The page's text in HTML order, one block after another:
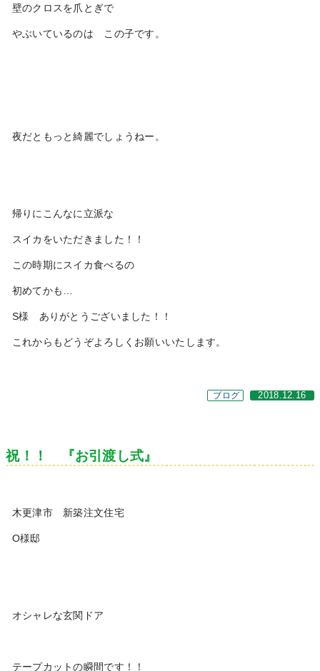
壁のクロスを爪とぎで
やぶいているのは この子です。
夜だともっと綺麗でしょうねー。
帰りにこんなに立派な
スイカをいただきました！！
この時期にスイカ食べるの
初めてかも…
S様 ありがとうございました！！
これからもどうぞよろしくお願いいたします。
ブログ 2018.12.16
祝！！ 『お引渡し式』
木更津市 新築注文住宅
O様邸
オシャレな玄関ドア
テープカットの瞬間です！！